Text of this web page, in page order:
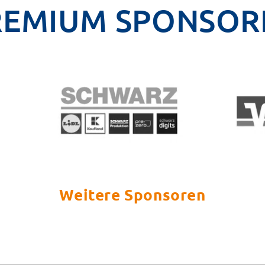
Weitere Sponsoren